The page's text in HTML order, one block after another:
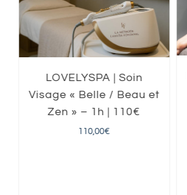
LOVELYSPA | Soin
Visage « Belle / Beau et
Zen » – 1h | 110€
110,00€